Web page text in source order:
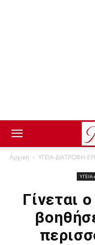
Αρχική ΥΓΕΙΑ-ΔΙΑΤΡΟΦΗ-
Γίνεται